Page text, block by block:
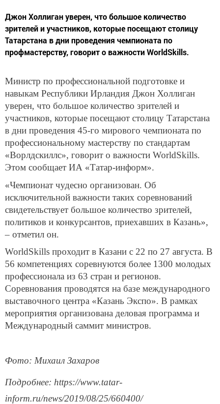
Джон Холлиган уверен, что большое количество
зрителей и участников, которые посещают столицу
Татарстана в дни проведения чемпионата по
профмастерству, говорит о важности WorldSkills.
Министр по профессиональной подготовке и
навыкам Республики Ирландия Джон Холлиган
уверен, что большое количество зрителей и
участников, которые посещают столицу Татарстана
в дни проведения 45-го мирового чемпионата по
профессиональному мастерству по стандартам
«Ворлдскиллс», говорит о важности WorldSkills.
Этом сообщает ИА «Татар-информ».
«Чемпионат чудесно организован. Об
исключительной важности таких соревнований
свидетельствует большое количество зрителей,
политиков и конкурсантов, приехавших в Казань»,
– отметил он.
WorldSkills проходит в Казани с 22 по 27 августа. В
56 компетенциях соревнуются более 1300 молодых
профессионала из 63 стран и регионов.
Соревнования проводятся на базе международного
выставочного центра «Казань Экспо». В рамках
мероприятия организована деловая программа и
Международный саммит министров.
Фото: Михаил Захаров
Подробнее: https://www.tatar-
inform.ru/news/2019/08/25/660400/